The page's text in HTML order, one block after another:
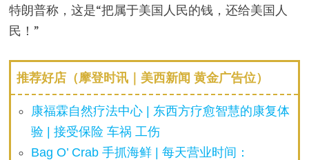
特朗普称，这是“把属于美国人民的钱，还给美国人
民！”
推荐好店（摩登时讯｜美西新闻 黄金广告位）
康福霖自然疗法中心 | 东西方疗愈智慧的康复体
验 | 接受保险 车祸 工伤
Bag O’ Crab 手抓海鲜 | 每天营业时间：